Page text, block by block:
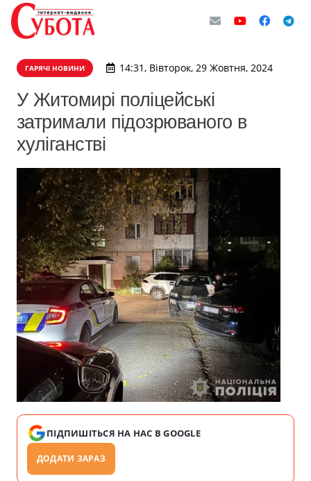
ГАРЯЧІ НОВИНИ 14:31, Вівторок, 29 Жовтня, 2024
У Житомирі поліцейські
затримали підозрюваного в
хуліганстві
ПІДПИШІТЬСЯ НА НАС В GOOGLE
ДОДАТИ ЗАРАЗ